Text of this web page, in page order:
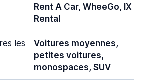
Rent A Car, WheeGo, IX
Rental
les
Voitures moyennes,
petites voitures,
monospaces, SUV